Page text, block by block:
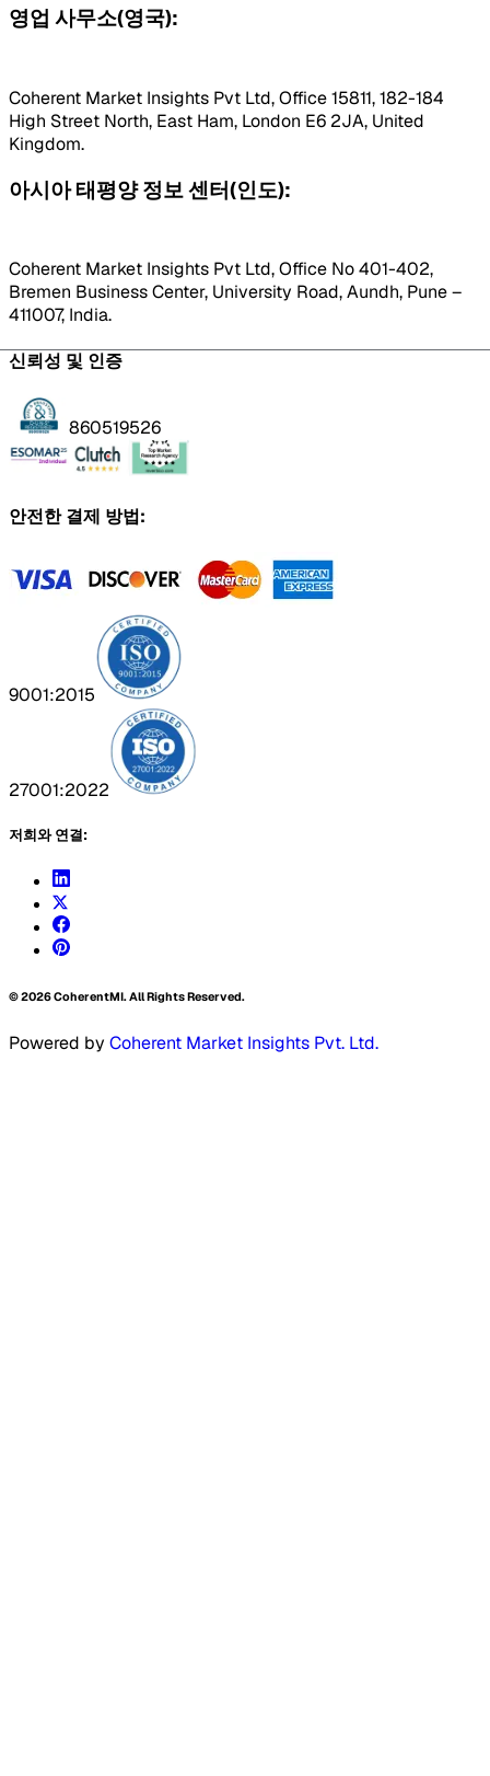
영업 사무소(영국):
Coherent Market Insights Pvt Ltd, Office 15811, 182-184
High Street North, East Ham, London E6 2JA, United
Kingdom.
아시아 태평양 정보 센터(인도):
Coherent Market Insights Pvt Ltd, Office No 401-402,
Bremen Business Center, University Road, Aundh, Pune –
411007, India.
신뢰성 및 인증
860519526
안전한 결제 방법:
9001:2015
27001:2022
저희와 연결:
©2026CoherentMI. All Rights Reserved.
Powered by Coherent Market Insights Pvt. Ltd.